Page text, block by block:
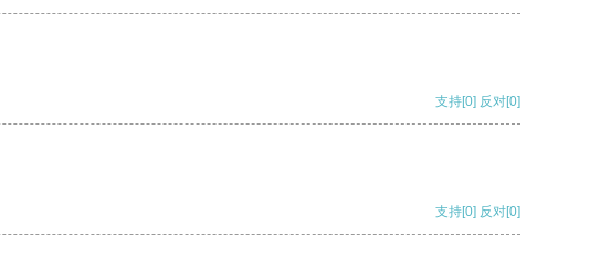
支持[0] 反对[0]
支持[0] 反对[0]